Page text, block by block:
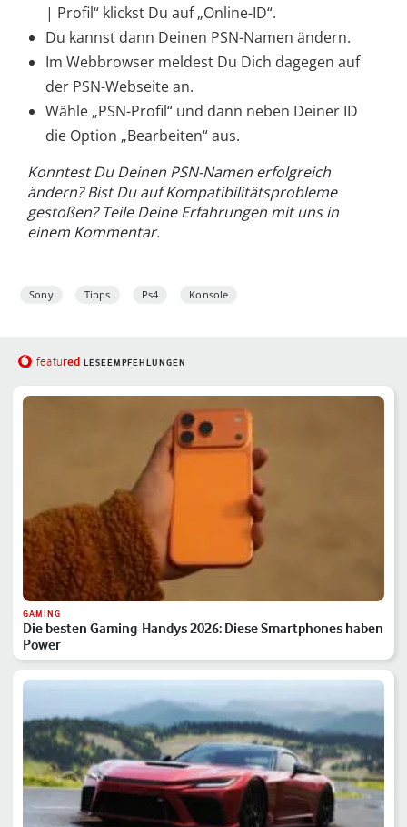
| Profil“ klickst Du auf „Online-ID“.
Du kannst dann Deinen PSN-Namen ändern.
Im Webbrowser meldest Du Dich dagegen auf
der PSN-Webseite an.
Wähle „PSN-Profil“ und dann neben Deiner ID
die Option „Bearbeiten“ aus.
Konntest Du Deinen PSN-Namen erfolgreich
ändern? Bist Du auf Kompatibilitätsprobleme
gestoßen? Teile Deine Erfahrungen mit uns in
einem Kommentar.
Sony Tipps Ps4 Konsole
featured LESEEMPFEHLUNGEN
GAMING
Die besten Gaming-Handys 2026: Diese Smartphones haben
Power